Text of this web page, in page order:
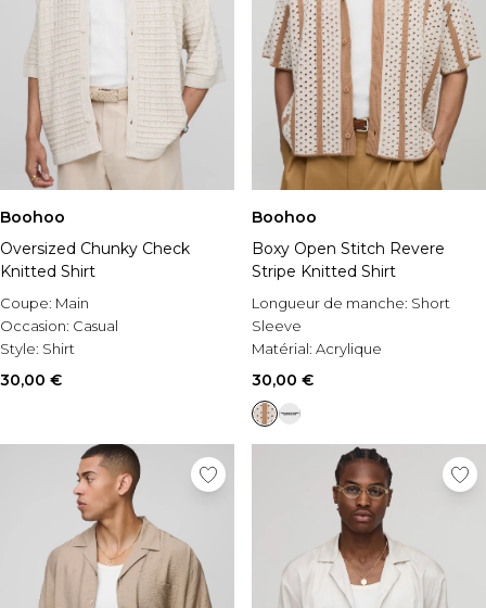
Boohoo
Oversized Chunky Check
Knitted Shirt
Coupe: Main
Occasion: Casual
Style: Shirt
30,00 €
Boohoo
Boxy Open Stitch Revere
Stripe Knitted Shirt
Longueur de manche: Short
Sleeve
Matérial: Acrylique
Occasion:
30,00 €